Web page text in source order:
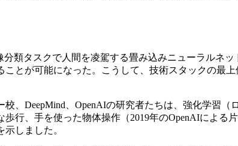
類タスクで人間を凌駕する畳み込みニューラルネ
とが可能になった。こうして、技術スタックの最
、DeepMind、OpenAIの研究者たちは、強化学習（
行、手を使った物体操作（2019年のOpenAIによる
しました。